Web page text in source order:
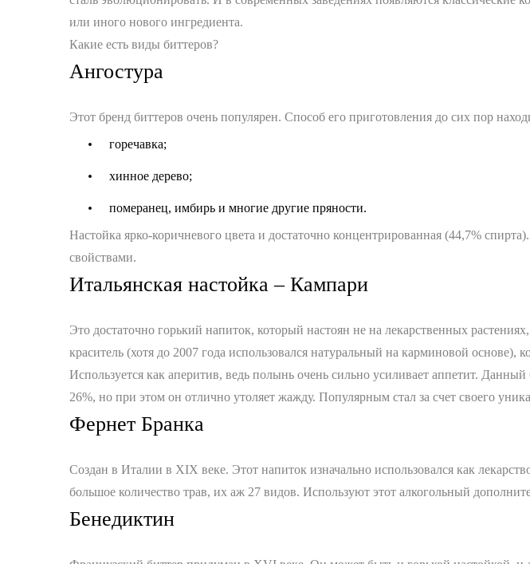
или иного нового ингредиента.
Какие есть виды биттеров?
Ангостура
Этот бренд биттеров очень популярен. Способ его приготовления до сих пор
горечавка;
хинное дерево;
померанец, имбирь и многие другие пряности.
Настойка ярко-коричневого цвета и достаточно концентрированная (44,7%
свойствами.
Итальянская настойка – Кампари
Это достаточно горький напиток, который настоян не на лекарственных
краситель (хотя до 2007 года использовался натуральный на карминовой
Используется как аперитив, ведь полынь очень сильно усиливает аппетит.
26%, но при этом он отлично утоляет жажду. Популярным стал за счет своего
Фернет Бранка
Создан в Италии в XIX веке. Этот напиток изначально использовался как
большое количество трав, их аж 27 видов. Используют этот алкогольный
Бенедиктин